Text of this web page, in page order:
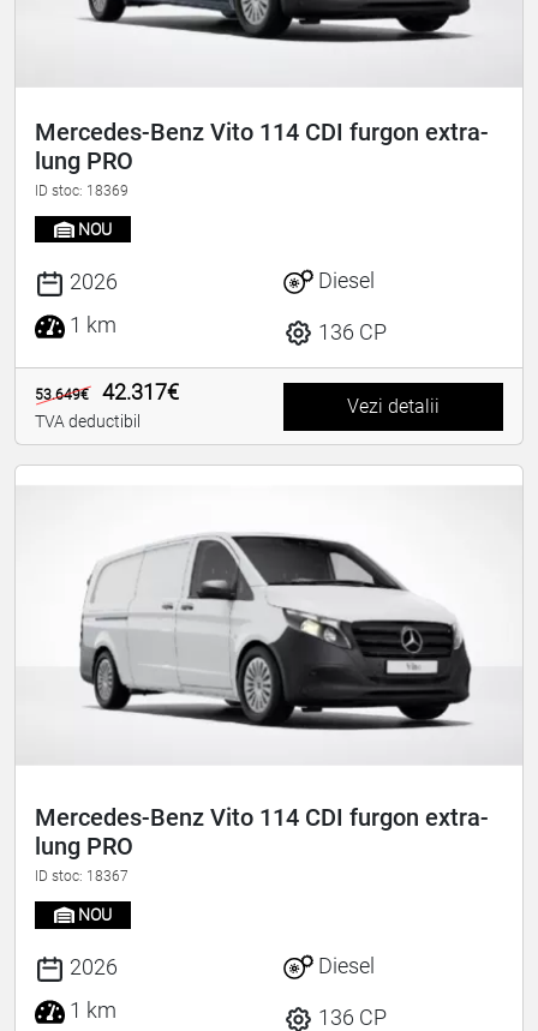
Mercedes-Benz Vito 114 CDI furgon extra-
lung PRO
ID stoc: 18369
NOU
2026
1 km
Diesel
136 CP
53.649€ 42.317€
TVA deductibil
Vezi detalii
Mercedes-Benz Vito 114 CDI furgon extra-
lung PRO
ID stoc: 18367
NOU
2026
1 km
Diesel
136 CP